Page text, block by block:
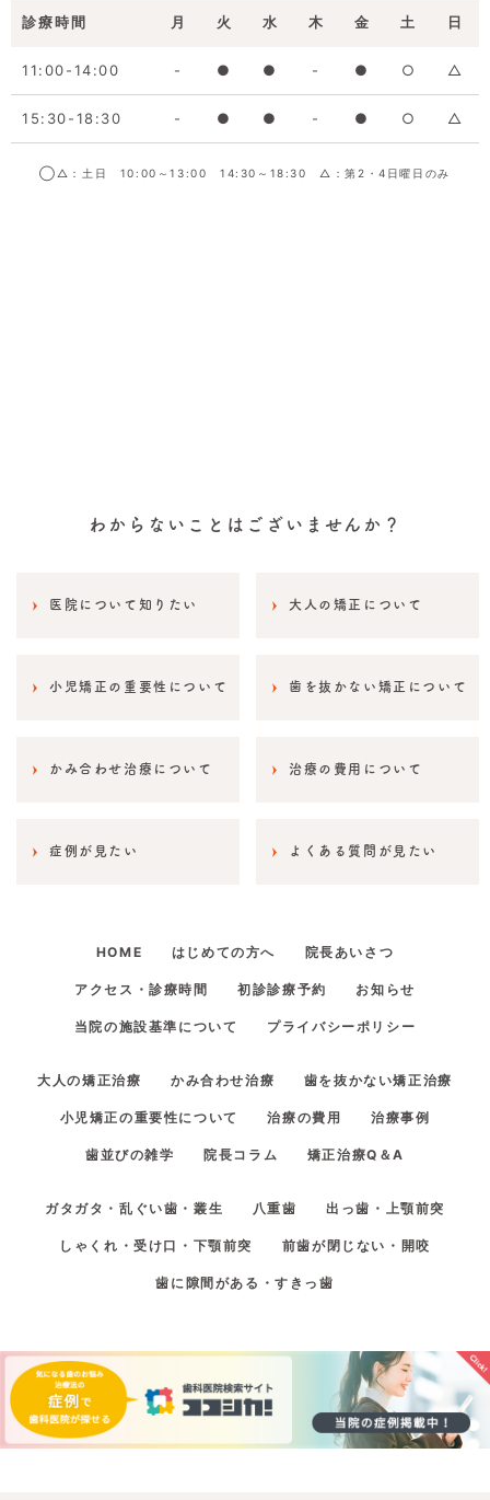
診療時間 月 火 水 木 金 土 日
11:00-14:00 - ● ● - ● ○ △
15:30-18:30 - ● ● - ● ○ △
◯△：土日 10:00～13:00 14:30～18:30 △：第2・4日曜日のみ
わからないことはございませんか？
医院について知りたい 大人の矯正について
小児矯正の重要性について 歯を抜かない矯正について
かみ合わせ治療について 治療の費用について
症例が見たい よくある質問が見たい
HOME はじめての方へ 院長あいさつ
アクセス・診療時間 初診診療予約 お知らせ
当院の施設基準について プライバシーポリシー
大人の矯正治療 かみ合わせ治療 歯を抜かない矯正治療
小児矯正の重要性について 治療の費用 治療事例
歯並びの雑学 院長コラム 矯正治療Q＆A
ガタガタ・乱ぐい歯・叢生 八重歯 出っ歯・上顎前突
しゃくれ・受け口・下顎前突 前歯が閉じない・開咬
歯に隙間がある・すきっ歯